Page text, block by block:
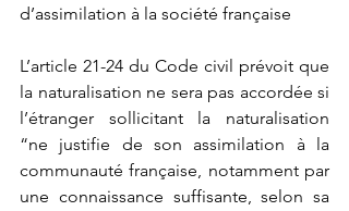
d’assimilation à la société française
L’article 21-24 du Code civil prévoit que
la naturalisation ne sera pas accordée si
l’étranger sollicitant la naturalisation
“ne justifie de son assimilation à la
communauté française, notamment par
une connaissance suffisante, selon sa